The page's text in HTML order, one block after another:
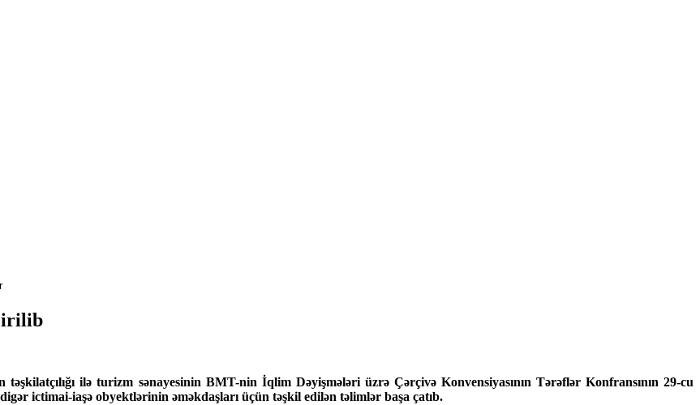
ilə turizm sənayesinin BMT-nin İqlim Dəyişmələri üzrə Çərçivə Konvensiyasının Tərəflər Konfransının 29-cu
ictimai-iaşə obyektlərinin əməkdaşları üçün təşkil edilən təlimlər başa çatıb.